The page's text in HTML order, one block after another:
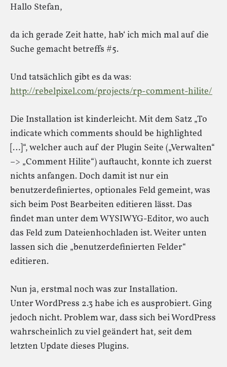
Hallo Stefan,
da ich gerade Zeit hatte, hab‘ ich mich mal auf die
Suche gemacht betreffs #5.
Und tatsächlich gibt es da was:
http://rebelpixel.com/projects/rp-comment-hilite/
Die Installation ist kinderleicht. Mit dem Satz „To
indicate which comments should be highlighted
[…]“, welcher auch auf der Plugin Seite („Verwalten“
–> „Comment Hilite“) auftaucht, konnte ich zuerst
nichts anfangen. Doch damit ist nur ein
benutzerdefiniertes, optionales Feld gemeint, was
sich beim Post Bearbeiten editieren lässt. Das
findet man unter dem WYSIWYG-Editor, wo auch
das Feld zum Dateienhochladen ist. Weiter unten
lassen sich die „benutzerdefinierten Felder“
editieren.
Nun ja, erstmal noch was zur Installation.
Unter WordPress 2.3 habe ich es ausprobiert. Ging
jedoch nicht. Problem war, dass sich bei WordPress
wahrscheinlich zu viel geändert hat, seit dem
letzten Update dieses Plugins.